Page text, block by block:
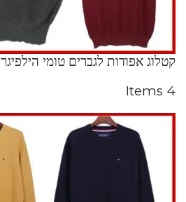
קטלוג אפודות לגברים טומי הילפיגר Tommy Hilfiger
4 Items